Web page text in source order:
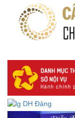
hiện quy định
địa bàn tỉnh Đắk
xây dựng, ban
Góp ý dự thảo
DANH SÁCH
Lấy ý kiến dự
định về thành
hợp liên ngành